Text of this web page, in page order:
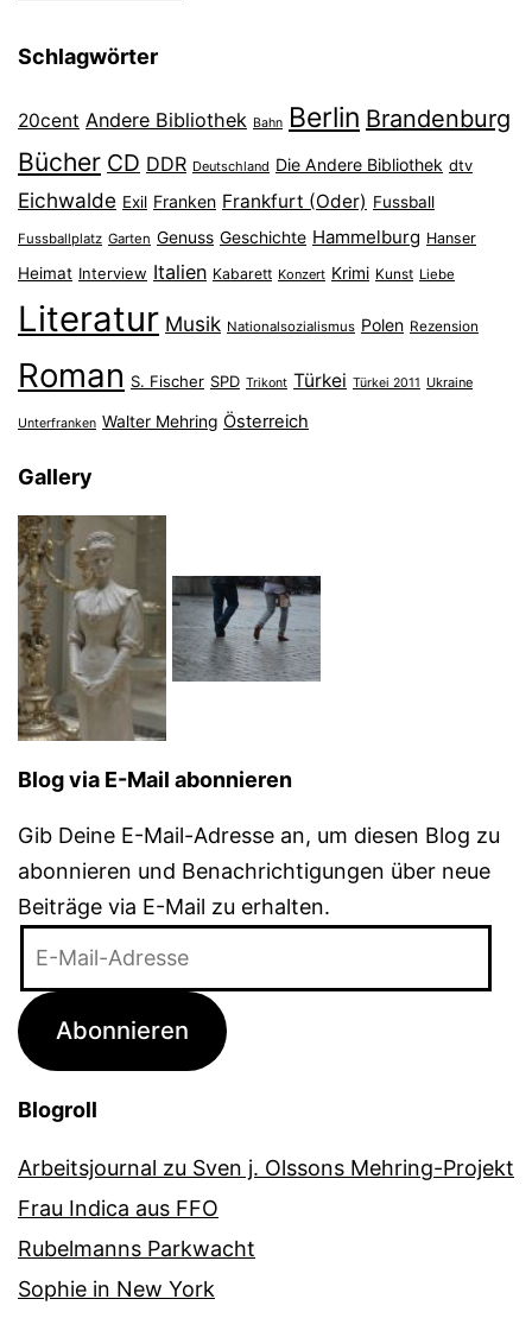
Schlagwörter
20cent Andere Bibliothek Bahn Berlin Brandenburg
Bücher CD DDR Deutschland Die Andere Bibliothek dtv
Eichwalde Exil Franken Frankfurt (Oder) Fussball
Fussballplatz Garten Genuss Geschichte Hammelburg Hanser
Heimat Interview Italien Kabarett Konzert Krimi Kunst Liebe
Literatur Musik Nationalsozialismus Polen Rezension
Roman S. Fischer SPD Trikont Türkei Türkei 2011 Ukraine
Unterfranken Walter Mehring Österreich
Gallery
Blog via E-Mail abonnieren
Gib Deine E-Mail-Adresse an, um diesen Blog zu
abonnieren und Benachrichtigungen über neue
Beiträge via E-Mail zu erhalten.
Adresse
Abonnieren
Blogroll
Arbeitsjournal zu Sven j. Olssons Mehring-Projekt
Frau Indica aus FFO
Rubelmanns Parkwacht
Sophie in New York